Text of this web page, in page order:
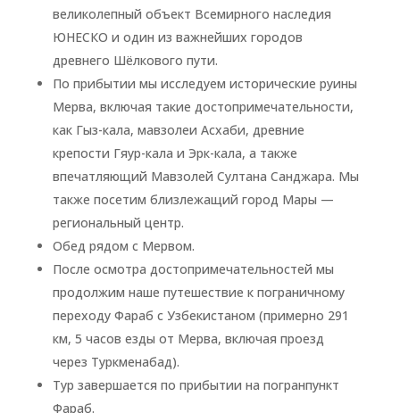
великолепный объект Всемирного наследия
ЮНЕСКО и один из важнейших городов
древнего Шёлкового пути.
По прибытии мы исследуем исторические руины
Мерва, включая такие достопримечательности,
как Гыз-кала, мавзолеи Асхаби, древние
крепости Гяур-кала и Эрк-кала, а также
впечатляющий Мавзолей Султана Санджара. Мы
также посетим близлежащий город Мары —
региональный центр.
Обед рядом с Мервом.
После осмотра достопримечательностей мы
продолжим наше путешествие к пограничному
переходу Фараб с Узбекистаном (примерно 291
км, 5 часов езды от Мерва, включая проезд
через Туркменабад).
Тур завершается по прибытии на погранпункт
Фараб.